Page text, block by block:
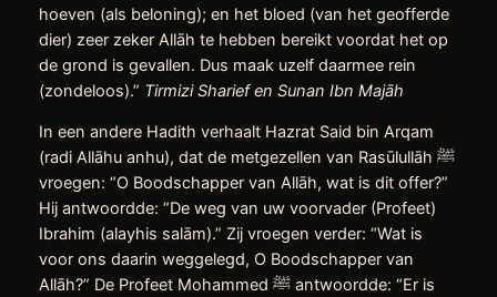
hoeven (als beloning); en het bloed (van het geofferde
dier) zeer zeker Allāh te hebben bereikt voordat het op
de grond is gevallen. Dus maak uzelf daarmee rein
(zondeloos).” Tirmizi Sharief en Sunan Ibn Majāh
In een andere Hadith verhaalt Hazrat Said bin Arqam
(radi Allāhu anhu), dat de metgezellen van Rasūlullāh ﷺ
vroegen: “O Boodschapper van Allāh, wat is dit offer?”
Hij antwoordde: “De weg van uw voorvader (Profeet)
Ibrahim (alayhis salām).” Zij vroegen verder: “Wat is
voor ons daarin weggelegd, O Boodschapper van
Allāh?” De Profeet Mohammed ﷺ antwoordde: “Er is